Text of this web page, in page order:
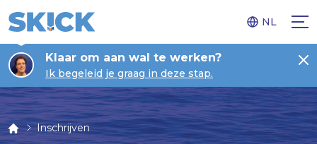
NL
Klaar om aan wal te werken?
Ik begeleid je graag in deze stap.
Inschrijven